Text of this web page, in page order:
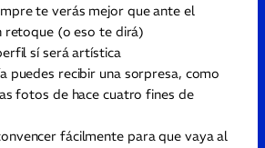
te verás mejor que ante el
retoque (o eso te dirá)
sí será artística
puedes recibir una sorpresa, como
fotos de hace cuatro fines de
fácilmente para que vaya al